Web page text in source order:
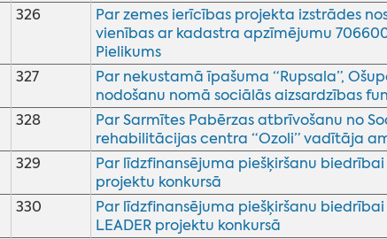
326
Par zemes ierīcības projekta izstrādes
vienības ar kadastra apzīmējumu
Pielikums
327
Par nekustamā īpašuma “Rupsala”,
nodošanu nomā sociālās aizsardzības
328
Par Sarmītes Pabērzas atbrīvošanu no
rehabilitācijas centra “Ozoli” vadītāja
329
Par līdzfinansējuma piešķiršanu biedrībai
projektu konkursā
330
Par līdzfinansējuma piešķiršanu
LEADER projektu konkursā